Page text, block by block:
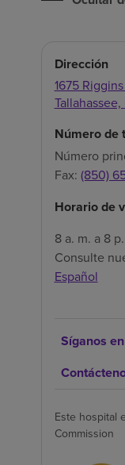
Dirección
1675
Tallahassee,
Número de
Número
Fax: (850)
Horario de
8 a. m. a 8
Consulte
Español
Síganos
Este hospital
Commission